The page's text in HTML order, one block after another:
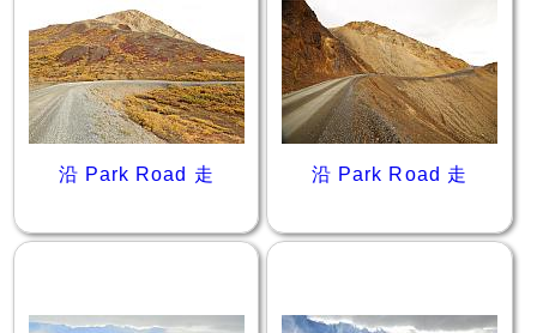
沿 Park Road 走 沿 Park Road 走